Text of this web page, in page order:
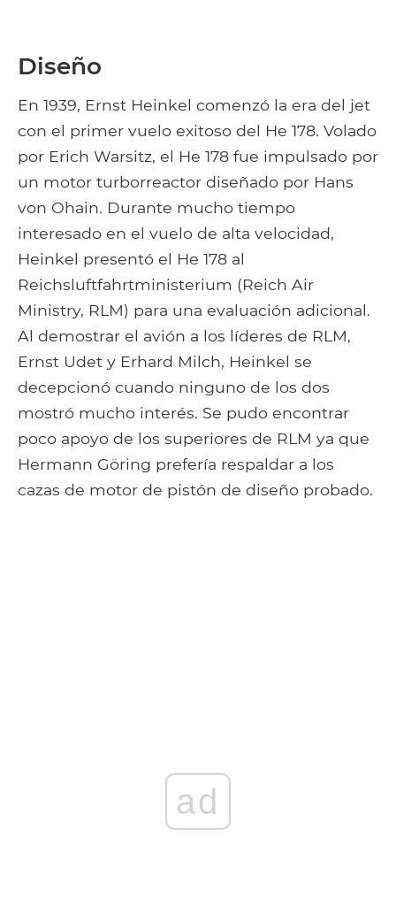
Diseño
En 1939, Ernst Heinkel comenzó la era del jet
con el primer vuelo exitoso del He 178. Volado
por Erich Warsitz, el He 178 fue impulsado por
un motor turborreactor diseñado por Hans
von Ohain. Durante mucho tiempo
interesado en el vuelo de alta velocidad,
Heinkel presentó el He 178 al
Reichsluftfahrtministerium (Reich Air
Ministry, RLM) para una evaluación adicional.
Al demostrar el avión a los líderes de RLM,
Ernst Udet y Erhard Milch, Heinkel se
decepcionó cuando ninguno de los dos
mostró mucho interés. Se pudo encontrar
poco apoyo de los superiores de RLM ya que
Hermann Göring prefería respaldar a los
cazas de motor de pistón de diseño probado.
ad